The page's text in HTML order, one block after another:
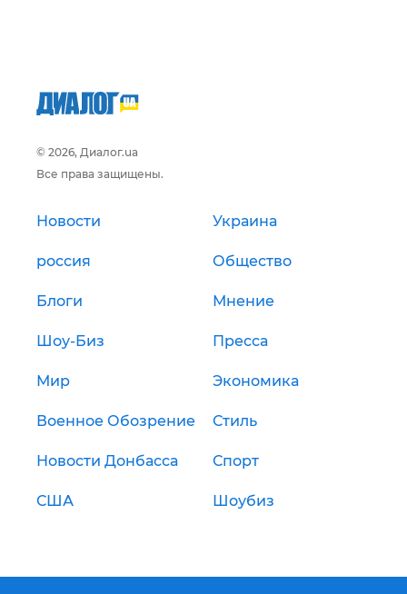
© 2026, Диалог.ua
Все права защищены.
Новости Украина
россия Общество
Блоги Мнение
Шоу-Биз Пресса
Мир Экономика
Военное Обозрение Стиль
Новости Донбасса Спорт
США Шоубиз